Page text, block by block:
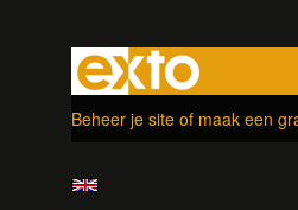
Beheer je site of maak een